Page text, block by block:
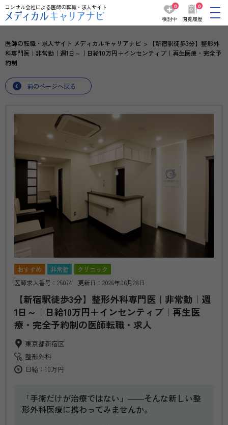
コンサル会社による医師の転職・求人サイト
0
検討中
0
閲覧履歴
医師の転職・求人サイト メディカルキャリアナビ
【新宿駅徒歩3分】整形外
科専門医｜非常勤｜週1日～｜日給10万円＋インセンティブ｜再生医療・完全予
約制
前のページへ戻る
おすすめ 非常勤
クリニック
医師求人番号：25074 更新日：2026年06月28日
【新宿駅徒歩3分】整形外科専門医｜非常勤｜週
1日～｜日給10万円＋インセンティブ｜再生医
療・完全予約制の医師転職・求人
東京都新宿区
整形外科
日給：10万円
「手術だけが治療ではない」――そんな新しい整
形外科医療に携わってみませんか。